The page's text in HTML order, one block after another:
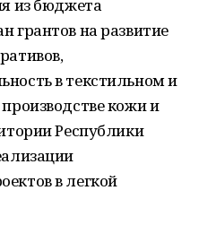
из бюджета
грантов на развитие
в текстильном и
кожи и
Республики
в легкой